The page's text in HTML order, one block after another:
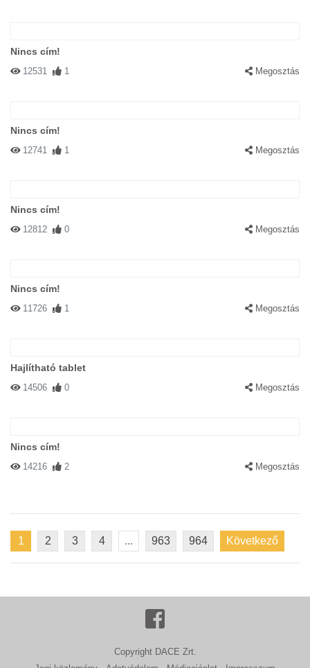
Nincs cím!
12531 1 Megosztás
Nincs cím!
12741 1 Megosztás
Nincs cím!
12812 0 Megosztás
Nincs cím!
11726 1 Megosztás
Hajlítható tablet
14506 0 Megosztás
Nincs cím!
14216 2 Megosztás
1 2 3 4 ... 963 964 Következő
Copyright DACE Zrt.